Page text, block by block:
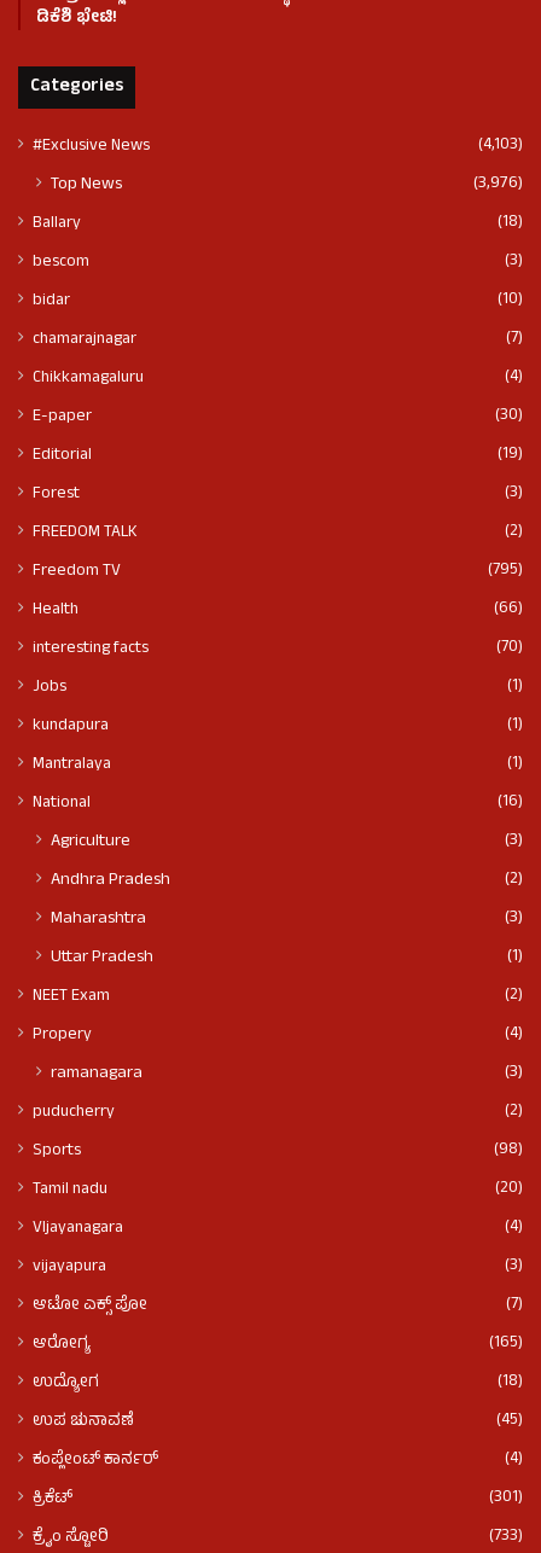
ಡಿಕೆಶಿ ಭೇಟಿ!
Categories
#Exclusive News (4,103)
Top News (3,976)
Ballary
(18)
bescom
(3)
bidar
(10)
chamarajnagar
(7)
Chikkamagaluru
(4)
E-paper
(30)
Editorial
(19)
Forest
(3)
FREEDOM TALK
(2)
Freedom TV
(795)
Health
(66)
interesting facts
(70)
Jobs
(1)
kundapura
(1)
Mantralaya
(1)
National
(16)
Agriculture
(3)
Andhra Pradesh
(2)
Maharashtra
(3)
Uttar Pradesh
(1)
NEET Exam
(2)
Propery
(4)
ramanagara (3)
puducherry
(2)
Sports
(98)
Tamil nadu
(20)
VIjayanagara
(4)
vijayapura
(3)
ಆಟೋ ಎಕ್ಸ್ ಪೋ
(7)
ಆರೋಗ್ಯ
(165)
ಉದ್ಯೋಗ
(18)
ಉಪ ಚುನಾವಣೆ
(45)
ಕಂಪ್ಲೇಂಟ್ ಕಾರ್ನರ್
(4)
ಕ್ರಿಕೆಟ್
(301)
ಕ್ರೈಂ ಸ್ಟೋರಿ
(733)